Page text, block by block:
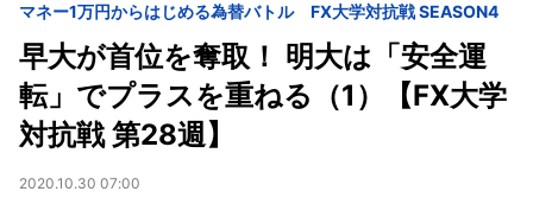
マネー1万円からはじめる為替バトル FX大学対抗戦 SEASON4
早大が首位を奪取！ 明大は「安全運
転」でプラスを重ねる（1）【FX大学
対抗戦 第28週】
2020.10.30 07:00